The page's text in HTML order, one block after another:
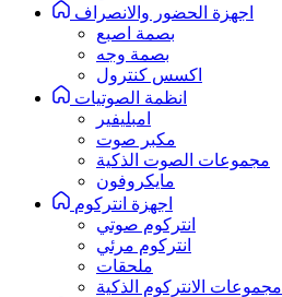
اجهزة الحضور والانصراف
بصمة اصبع
بصمة وجه
اكسس كنترول
انظمة الصوتيات
امبليفير
مكبر صوت
مجموعات الصوت الذكية
مايكروفون
اجهزة انتركوم
انتركوم صوتي
انتركوم مرئي
ملحقات
مجموعات الانتركوم الذكية